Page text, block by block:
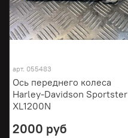
арт. 055483
Ось переднего колеса
Harley-Davidson Sportster
XL1200N
2000 руб